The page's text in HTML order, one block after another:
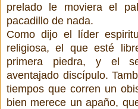
prelado le moviera el
pacadillo de nada.
Como dijo el líder
religiosa, el que esté
primera piedra, y el
aventajado discípulo.
tiempos que corren un
bien merece un apaño,